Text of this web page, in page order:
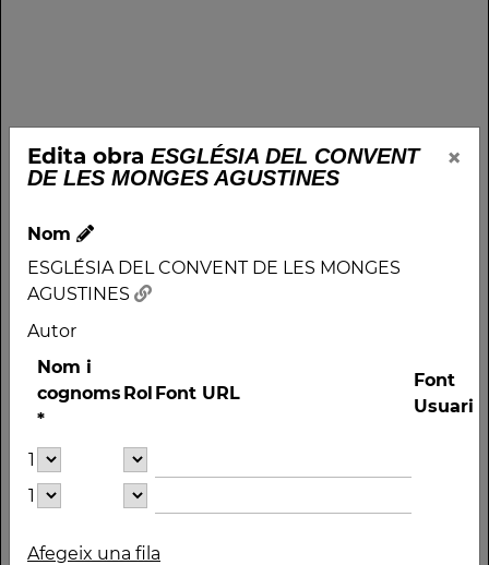
Edita obra ESGLÉSIA DEL CONVENT
DE LES MONGES AGUSTINES
×
Nom
ESGLÉSIA DEL CONVENT DE LES MONGES
AGUSTINES
Autor
Nom i
cognoms
*
Rol Font URL
Font
Usuari
1
1
Afegeix una fila